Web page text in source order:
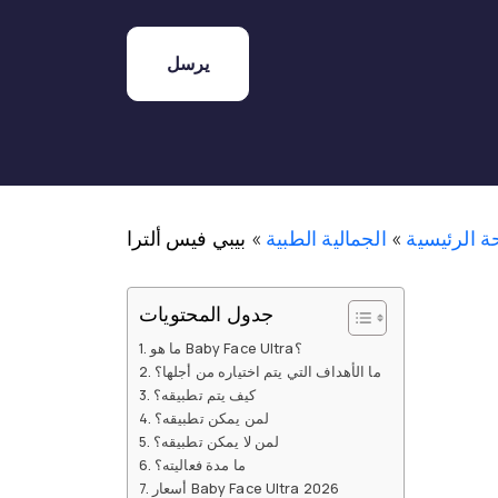
الرئيسية » الجمالية الطبية » بيبي فيس ألترا
جدول المحتويات
ما هو Baby Face Ultra؟
ما الأهداف التي يتم اختياره من أجلها؟
كيف يتم تطبيقه؟
لمن يمكن تطبيقه؟
لمن لا يمكن تطبيقه؟
ما مدة فعاليته؟
أسعار Baby Face Ultra 2026